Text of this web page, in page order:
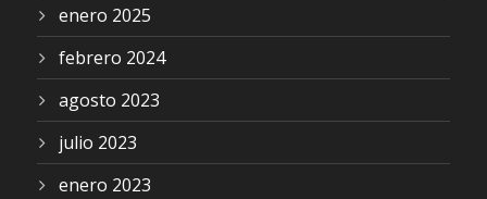
enero 2025
febrero 2024
agosto 2023
julio 2023
enero 2023